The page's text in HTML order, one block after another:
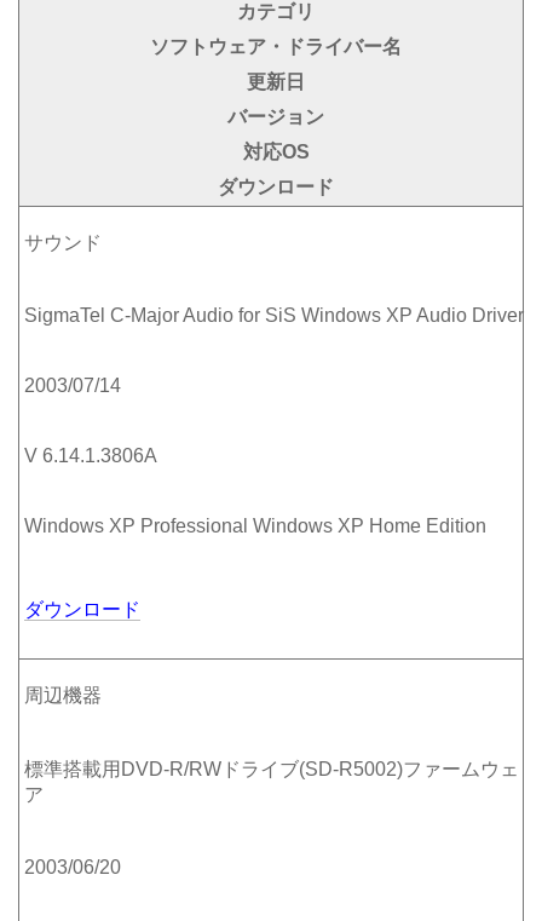
カテゴリ
ソフトウェア・ドライバー名
更新日
バージョン
対応OS
ダウンロード
サウンド
SigmaTel C-Major Audio for SiS Windows XP Audio Driver
2003/07/14
V 6.14.1.3806A
Windows XP Professional Windows XP Home Edition
ダウンロード
周辺機器
標準搭載用DVD-R/RWドライブ(SD-R5002)ファームウェ
ア
2003/06/20